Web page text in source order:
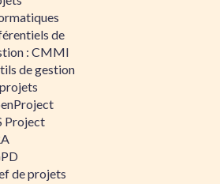
de
: CMMI
de gestion
Project
de projets